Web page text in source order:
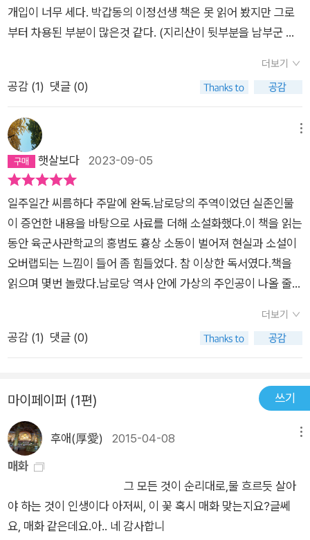
다. 한국인의 아픔이 식민지 상황과 이데올로기의 허상에 의해 더
욱 비극적 현실로 삶의 현장에 각인되었음을 소설의 구조 속에서
쉬운 개별적 인간의 족적을 성격화(性格化)로 표현하여 역사의
실록적 특질을 인간탐구라는 소설의 기본 덕목에 접목시켜 놓고
있다. 소설 <남로당>도 한국 현대사의 바다에서 거센 풍랑을 일
으키고 자지러진 실재의 사실을 박갑동이라는 인간 성격을 통해
표현, 형상화하여 역사에 대한 문학적 응전을 의미 깊게 수행하려
는 문맥에서 파악할 수 있는 작품이다. 따라서 소설 <남로당>은
역사 주체가 인간이란 점과, 역사의 흐름에 개별적인 인간존재가
무참하게 함몰할 수 있다는 양면을 동시에 확인하는 뜻에서 그 의
미가 매우 심장하다 아니할 수 없다. 왜, 지금, 또, 남로당인가? 남
정욱(南柾旭, 소설가. 숭실대 문창과 겸임교수) 소설의 중간 중
간에 각종 사료(史料)들이 등장한다. 몰입을 방해한다는 사람도
있지만 그건 독자의 스타일 차이다. 어떤 이들에게는 소설의 리얼
있어야 한다. 에피소드와 캐릭터다. 『남로당』에는 흥미 있는 여성
(…) 38선 이남에서 단독 선거가 결정되었고 공산당은 단선 반대
운동에 착수한다. 박갑동은 그 결정에 회의를 품는다. 박갑동 뿐
이 아니었다. 비밀리에 자금을 대던 인민고무 사장 김복식은 선거
참여를 건의한다. (…) 그 이후 꾸준하게 진행된 좌익들의 국회 입
성 전략을 우리는 2011년 왕재산 사건과 경기동부연합의 사례를
통해 눈으로 확인할 수 있다. (…) 소설의 마지막은 붕괴하는 남로
당과 여순반란, 그리고 지리산 파르티잔이 장식한다. 그들은 모두
실패한 영웅이었고, 아무도 인정해주지 않는 영웅이었고, 이름도
개입이 너무 세다. 박갑동의 이정선생 책은 못 읽어 봤지만 그로
부터 차용된 부분이 많은것 같다. (지리산이 뒷부분을 남부군 통
를 잘하는듯.얼마전 버치문서 책을 본바 있는데 버치와 전옥희씨
비중이 좀 된다. 전옥희씨 부분은 굉장히 조심스럽다는 느낌.노인
네가 몸을 사린건지…의뭉스럽다.
더보기
공감 (1) 댓글 (0)
햇살보다 2023-09-05
일주일간 씨름하다 주말에 완독.남로당의 주역이었던 실존인물
이 증언한 내용을 바탕으로 사료를 더해 소설화했다.이 책을 읽는
동안 육군사관학교의 홍범도 흉상 소동이 벌어져 현실과 소설이
오버랩되는 느낌이 들어 좀 힘들었다. 참 이상한 독서였다.책을
읽으며 몇번 놀랐다.남로당 역사 안에 가상의 주인공이 나올 줄
물이어서 놀랐고, 리버럴한 이병주 작가가 남로당을 뜻밖에 비판
적으로 묘사해서 놀랐고, 작품 속에서 벌어지는 노선투쟁과 기회
주의와 좌우갈등과 그 모든 인간군상의 헛된 정치놀음이 70년
뒤의 현실과 동시진행되고 있어서 놀랐다.읽으면서도 어디까지
이 소설의 묘사를 믿어야 하는지 가늠하기 힘들었다. 언젠가부터
해방전후 역사를 볼 때 힘들어진다. 생각이 많아진다고나 할
까. 우리가 역사를 자료나 논문이 아니라 소설을 통해 읽으려 할
때에는, 사료가 다 전할 수 없을 그 시대의 공기나 인물에 대한 판
단, 작가의 문제의식을 배우려고 읽는다.그런데 해방전후의 기록
물은 저마다 관점이나 사실관계조차 너무 다르다. 남로당의 주역
인 박헌영만해도 그렇다. 이 작품에선 전술적 실패와 소련을 추종
더보기
공감 (1) 댓글 (0)
마이페이퍼 (1편) 쓰기
후애(厚愛) 2015-04-08
매화
그 모든 것이 순리대로,물 흐르듯 살아
야 하는 것이 인생이다 아저씨, 이 꽃 혹시 매화 맞는지요?글쎄
요, 매화 같은데요.아.. 네 감사합니